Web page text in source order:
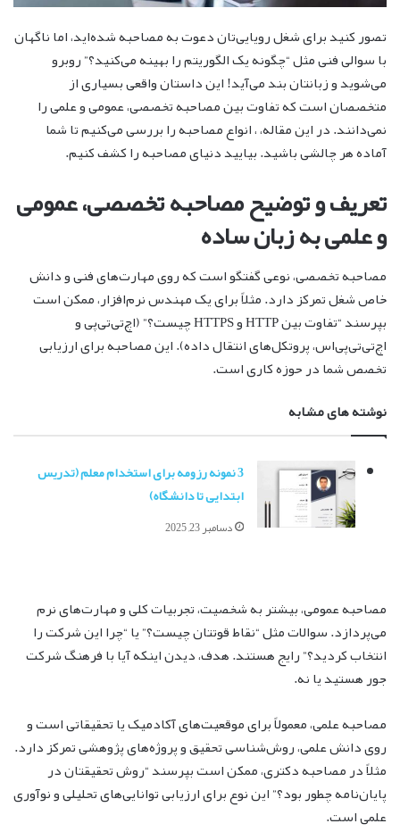
تصور کنید برای شغل رویایی‌تان دعوت به مصاحبه شده‌اید، اما ناگهان
با سوالی فنی مثل “چگونه یک الگوریتم را بهینه می‌کنید؟” روبرو
می‌شوید و زبانتان بند می‌آید! این داستان واقعی بسیاری از
متخصصان است که تفاوت بین مصاحبه تخصصی، عمومی و علمی را
نمی‌دانند. در این مقاله، ، انواع مصاحبه را بررسی می‌کنیم تا شما
آماده هر چالشی باشید. بیایید دنیای مصاحبه را کشف کنیم.
تعریف و توضیح مصاحبه تخصصی، عمومی
و علمی به زبان ساده
مصاحبه تخصصی، نوعی گفتگو است که روی مهارت‌های فنی و دانش
خاص شغل تمرکز دارد. مثلاً برای یک مهندس نرم‌افزار، ممکن است
بپرسند “تفاوت بین HTTP و HTTPS چیست؟” (اچ‌تی‌تی‌پی و
اچ‌تی‌تی‌پی‌اس، پروتکل‌های انتقال داده). این مصاحبه برای ارزیابی
تخصص شما در حوزه کاری است.
نوشته های مشابه
3 نمونه رزومه برای استخدام معلم (تدریس
ابتدایی تا دانشگاه)
دسامبر 23, 2025
مصاحبه عمومی، بیشتر به شخصیت، تجربیات کلی و مهارت‌های نرم
می‌پردازد. سوالات مثل “نقاط قوتتان چیست؟” یا “چرا این شرکت را
انتخاب کردید؟” رایج هستند. هدف، دیدن اینکه آیا با فرهنگ شرکت
جور هستید یا نه.
مصاحبه علمی، معمولاً برای موقعیت‌های آکادمیک یا تحقیقاتی است و
روی دانش علمی، روش‌شناسی تحقیق و پروژه‌های پژوهشی تمرکز دارد.
مثلاً در مصاحبه دکتری، ممکن است بپرسند “روش تحقیقتان در
پایان‌نامه چطور بود؟” این نوع برای ارزیابی توانایی‌های تحلیلی و نوآوری
علمی است.